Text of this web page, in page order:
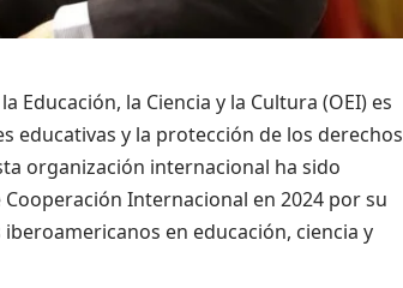
Educación, la Ciencia y la Cultura (OEI) es
educativas y la protección de los derechos
organización internacional ha sido
Internacional en 2024 por su
en educación, ciencia y